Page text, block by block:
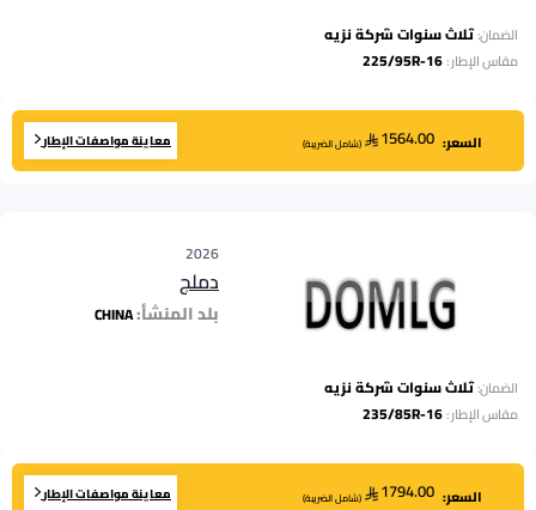
الضمان:ثلاث سنوات شركة نزيه
مقاس الإطار:
225/95R-16
السعر: 1564.00
(شامل الضريبة) معاينة مواصفات الإطار
2026
دملج
بلد المنشأ:CHINA
الضمان:ثلاث سنوات شركة نزيه
مقاس الإطار:
235/85R-16
السعر: 1794.00
(شامل الضريبة) معاينة مواصفات الإطار